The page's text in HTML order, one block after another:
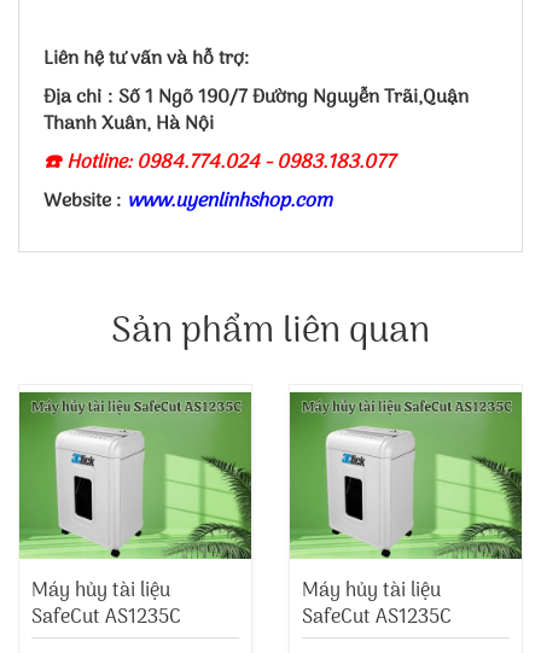
Liên hệ tư vấn và hỗ trợ:
Địa chỉ : Số 1 Ngõ 190/7 Đường Nguyễn Trãi,Quận
Thanh Xuân, Hà Nội
☎️ Hotline: 0984.774.024 - 0983.183.077
Website : www.uyenlinhshop.com
Sản phẩm liên quan
Máy hủy tài liệu
SafeCut AS1235C
Máy hủy tài liệu
SafeCut AS1235C